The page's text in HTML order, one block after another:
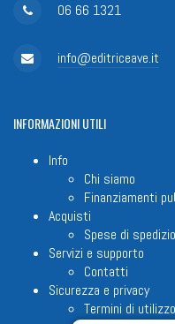
06 66 1321
info@editriceave.it
INFORMAZIONIUTILI
Info
Chi siamo
Finanziamenti
Acquisti
Spese di
Servizi e supporto
Contatti
Sicurezza e privacy
Termini di utilizzo